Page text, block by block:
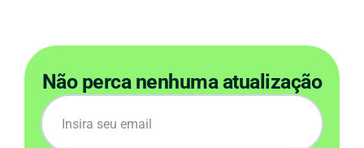
Não perca nenhuma atualização